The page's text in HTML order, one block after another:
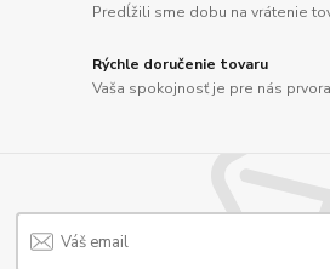
Predĺžili sme dobu na vrátenie
Rýchle doručenie tovaru
Vaša spokojnosť je pre nás